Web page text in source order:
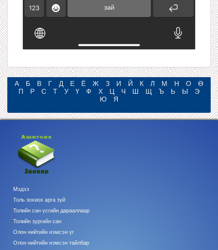
А Б В Г Д Е Ё Ж З И Й К Л М Н О
Ө
П
Р С Т У Ү Ф Х Ц Ч Ш Щ Ъ Ь Ы
Э
Ю
Я
Мэдээ
Толь зохиох арга зүй
Толийн сан үсгийн дарааллаар
Толийн зургийн сан
Олон нийтийн нэмсэн үг
Олон нийтийн нэмсэн тайлбар